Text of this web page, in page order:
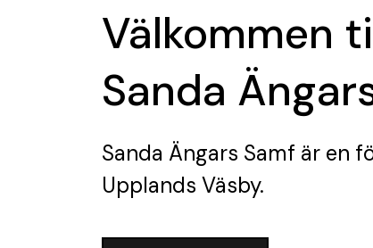
Välkommen
Sanda
Sanda Ängars Samf är en
Upplands Väsby.